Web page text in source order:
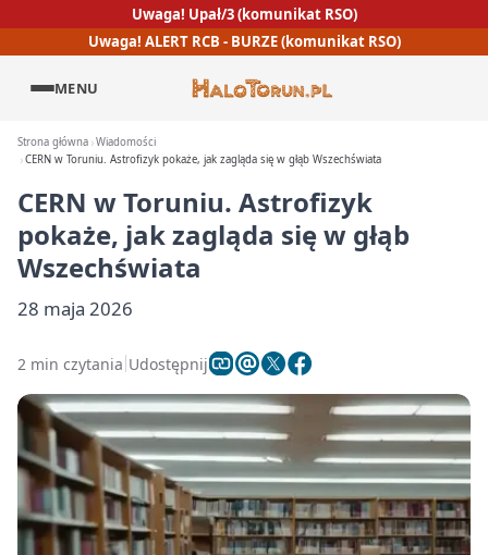
Uwaga! Upał/3 (komunikat RSO)
Uwaga! ALERT RCB - BURZE (komunikat RSO)
MENU
Strona główna Wiadomości
CERN w Toruniu. Astrofizyk pokaże, jak zagląda się w głąb Wszechświata
CERN w Toruniu. Astrofizyk
pokaże, jak zagląda się w głąb
Wszechświata
28 maja 2026
2 min czytania Udostępnij